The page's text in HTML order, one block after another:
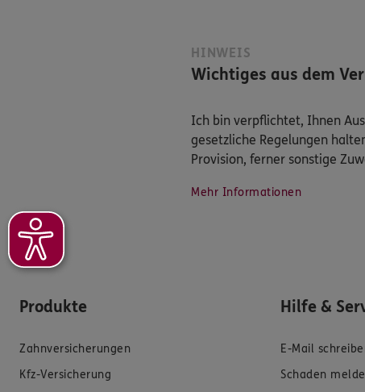
HINWEIS
Wichtiges aus dem
Ich bin verpflichtet, Ihnen
gesetzliche Regelungen
Provision, ferner sonstige
Mehr Informationen
Produkte
Zahnversicherungen
Kfz-Versicherung
Hilfe &
E-Mail
Schaden